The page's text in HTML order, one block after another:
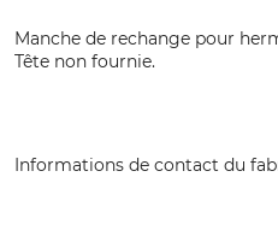
Manche de rechange pour
Tête non fournie.
Informations de contact du